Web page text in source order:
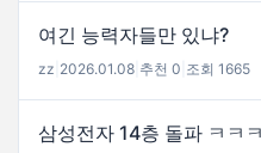
여긴 능력자들만 있냐?
zz 2026.01.08 추천 0 조회 1665
삼성전자 14층 돌파 ㅋㅋ